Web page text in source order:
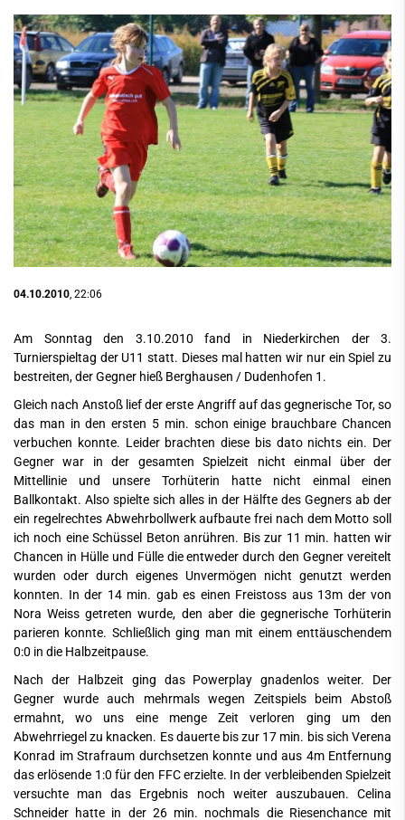
04.10.2010, 22:06
Am Sonntag den 3.10.2010 fand in Niederkirchen der 3.
Turnierspieltag der U11 statt. Dieses mal hatten wir nur ein Spiel zu
bestreiten, der Gegner hieß Berghausen / Dudenhofen 1.
Gleich nach Anstoß lief der erste Angriff auf das gegnerische Tor, so
das man in den ersten 5 min. schon einige brauchbare Chancen
verbuchen konnte. Leider brachten diese bis dato nichts ein. Der
Gegner war in der gesamten Spielzeit nicht einmal über der
Mittellinie und unsere Torhüterin hatte nicht einmal einen
Ballkontakt. Also spielte sich alles in der Hälfte des Gegners ab der
ein regelrechtes Abwehrbollwerk aufbaute frei nach dem Motto soll
ich noch eine Schüssel Beton anrühren. Bis zur 11 min. hatten wir
Chancen in Hülle und Fülle die entweder durch den Gegner vereitelt
wurden oder durch eigenes Unvermögen nicht genutzt werden
konnten. In der 14 min. gab es einen Freistoss aus 13m der von
Nora Weiss getreten wurde, den aber die gegnerische Torhüterin
parieren konnte. Schließlich ging man mit einem enttäuschendem
0:0 in die Halbzeitpause.
Nach der Halbzeit ging das Powerplay gnadenlos weiter. Der
Gegner wurde auch mehrmals wegen Zeitspiels beim Abstoß
ermahnt, wo uns eine menge Zeit verloren ging um den
Abwehrriegel zu knacken. Es dauerte bis zur 17 min. bis sich Verena
Konrad im Strafraum durchsetzen konnte und aus 4m Entfernung
das erlösende 1:0 für den FFC erzielte. In der verbleibenden Spielzeit
versuchte man das Ergebnis noch weiter auszubauen. Celina
Schneider hatte in der 26 min. nochmals die Riesenchance mit